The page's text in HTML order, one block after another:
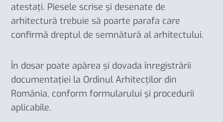
atestați. Piesele scrise și desenate de
arhitectură trebuie să poarte parafa care
confirmă dreptul de semnătură al arhitectului.
În dosar poate apărea și dovada înregistrării
documentației la Ordinul Arhitecților din
România, conform formularului și procedurii
aplicabile.